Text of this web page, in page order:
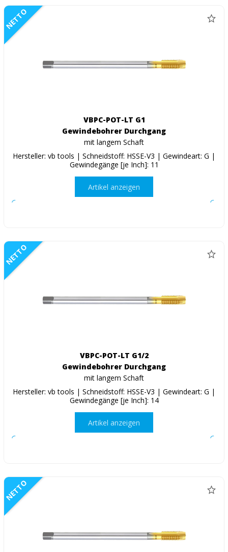
NETTO
VBPC-POT-LT G1
Gewindebohrer Durchgang
mit langem Schaft
Hersteller: vb tools | Schneidstoff: HSSE-V3 | Gewindeart: G |
Gewindegänge [je Inch]: 11
Artikel anzeigen
NETTO
VBPC-POT-LT G1/2
Gewindebohrer Durchgang
mit langem Schaft
Hersteller: vb tools | Schneidstoff: HSSE-V3 | Gewindeart: G |
Gewindegänge [je Inch]: 14
Artikel anzeigen
NETTO